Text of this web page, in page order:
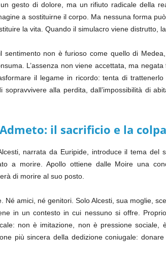
gesto di dolore, ma un rifiuto radicale della
a sostituirne il corpo. Ma nessuna forma
la vita. Quando il simulacro viene distrutto,
sentimento non è furioso come quello di
L’assenza non viene accettata, ma
il legame in ricordo: tenta di
sopravvivere alla perdita, dall’impossibilità di
il sacrificio e la colpa
narrata da Euripide, introduce il tema del
a morire. Apollo ottiene dalle Moire una
di morire al suo posto.
Né amici, né genitori. Solo Alcesti, sua moglie,
in un contesto in cui nessuno si offre.
non è imitazione, non è pressione sociale,
più sincera della dedizione coniugale: